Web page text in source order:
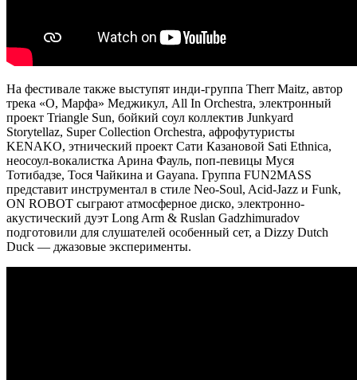
На фестивале также выступят инди-группа Therr Maitz, автор
трека «О, Марфа» Меджикул, All In Orchestra, электронный
проект Triangle Sun, бойкий соул коллектив Junkyard
Storytellaz, Super Collection Orchestra, афрофутуристы
KENAKO, этнический проект Сати Казановой Sati Ethnica,
неосоул-вокалистка Арина Фауль, поп-певицы Муся
Тотибадзе, Тося Чайкина и Gayana. Группа FUN2MASS
представит инструментал в стиле Neo-Soul, Acid-Jazz и Funk,
ON ROBOT сыграют атмосферное диско, электронно-
акустический дуэт Long Arm & Ruslan Gadzhimuradov
подготовили для слушателей особенный сет, а Dizzy Dutch
Duck — джазовые эксперименты.